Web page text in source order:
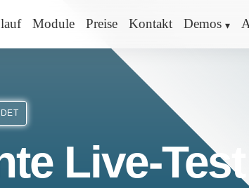
Module Preise Kontakt Demos
Live-Test